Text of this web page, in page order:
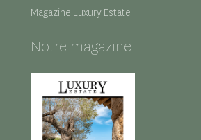
Magazine Luxury Estate
Notre magazine